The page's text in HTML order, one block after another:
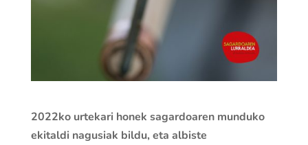
2022ko urtekari honek sagardoaren munduko
ekitaldi nagusiak bildu, eta albiste